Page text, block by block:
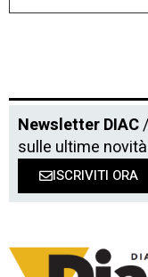
Newsletter DIAC
sulle ultime
ISCRIVITI ORA